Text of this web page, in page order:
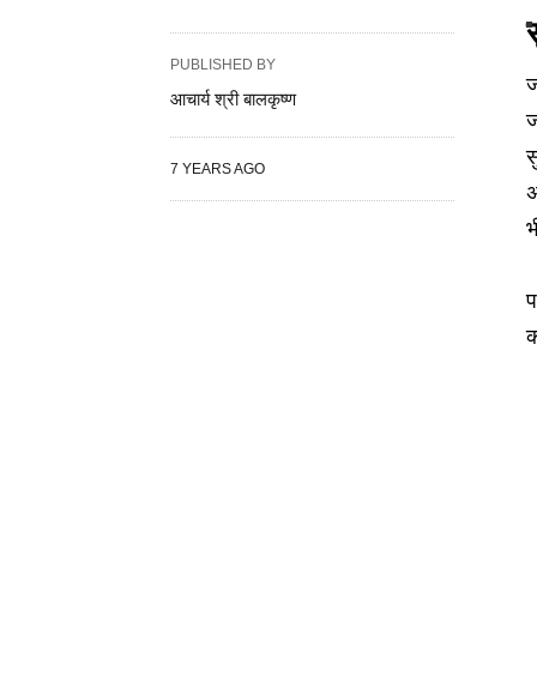
PUBLISHED BY
आचार्य श्री बालकृष्ण
7 YEARS AGO